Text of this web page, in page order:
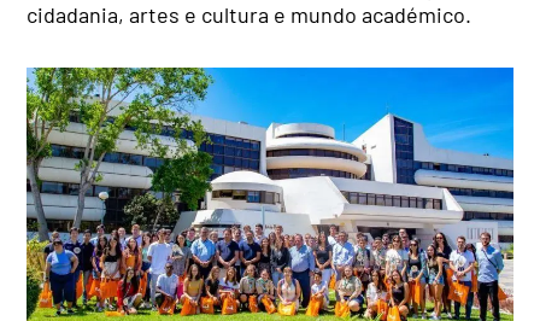
cidadania, artes e cultura e mundo académico.